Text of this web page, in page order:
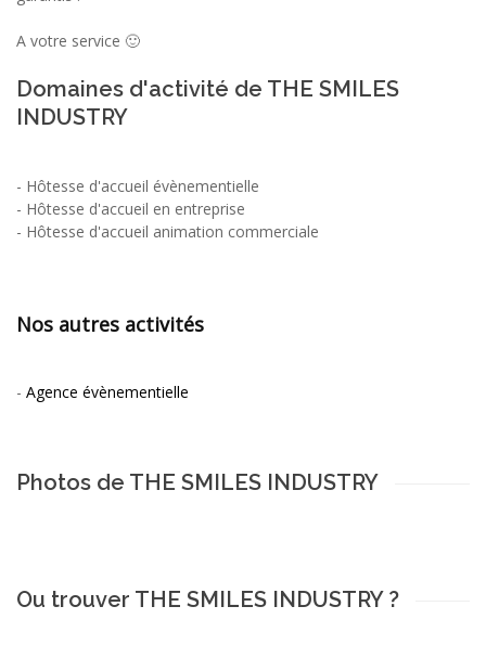
A votre service 🙂
Domaines d'activité de THE SMILES
INDUSTRY
- Hôtesse d'accueil évènementielle
- Hôtesse d'accueil en entreprise
- Hôtesse d'accueil animation commerciale
Nos autres activités
- Agence évènementielle
Photos de THE SMILES INDUSTRY
Ou trouver THE SMILES INDUSTRY ?